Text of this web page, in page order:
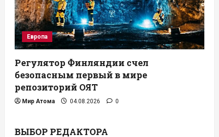
Европа
Регулятор Финляндии счел
безопасным первый в мире
репозиторий ОЯТ
Мир Атома 04.08.2026 0
ВЫБОР РЕДАКТОРА